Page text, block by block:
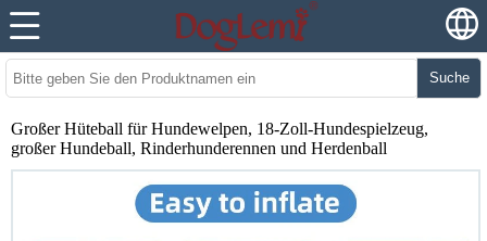
Suche
Großer Hüteball für Hundewelpen, 18-Zoll-Hundespielzeug,
großer Hundeball, Rinderhunderennen und Herdenball